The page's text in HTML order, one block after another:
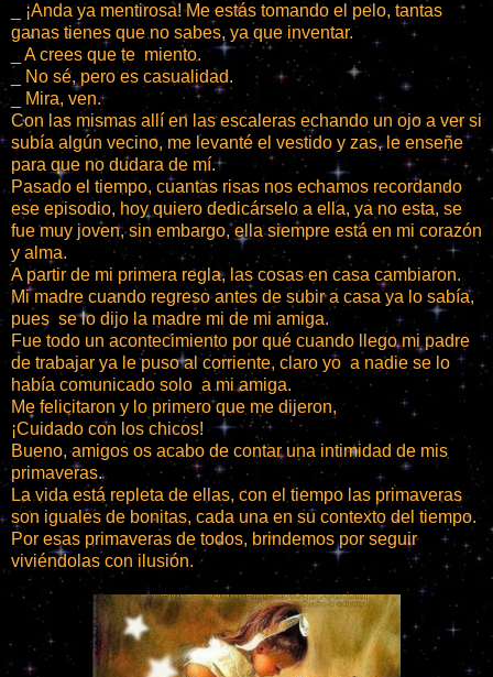
_ ¡Anda ya mentirosa! Me estás tomando el pelo, tantas
ganas tienes que no sabes, ya que inventar.
_ A crees que te miento.
_ No sé, pero es casualidad.
_ Mira, ven.
Con las mismas allí en las escaleras echando un ojo a ver si
subía algún vecino, me levanté el vestido y zas, le enseñe
para que no dudara de mí.
Pasado el tiempo, cuantas risas nos echamos recordando
ese episodio, hoy quiero dedicárselo a ella, ya no esta, se
fue muy joven, sin embargo, ella siempre está en mi corazón
y alma.
A partir de mi primera regla, las cosas en casa cambiaron.
Mi madre cuando regreso antes de subir a casa ya lo sabía,
pues se lo dijo la madre mi de mi amiga.
Fue todo un acontecimiento por qué cuando llego mi padre
de trabajar ya le puso al corriente, claro yo a nadie se lo
había comunicado solo a mi amiga.
Me felicitaron y lo primero que me dijeron,
¡Cuidado con los chicos!
Bueno, amigos os acabo de contar una intimidad de mis
primaveras.
La vida está repleta de ellas, con el tiempo las primaveras
son iguales de bonitas, cada una en su contexto del tiempo.
Por esas primaveras de todos, brindemos por seguir
viviéndolas con ilusión.